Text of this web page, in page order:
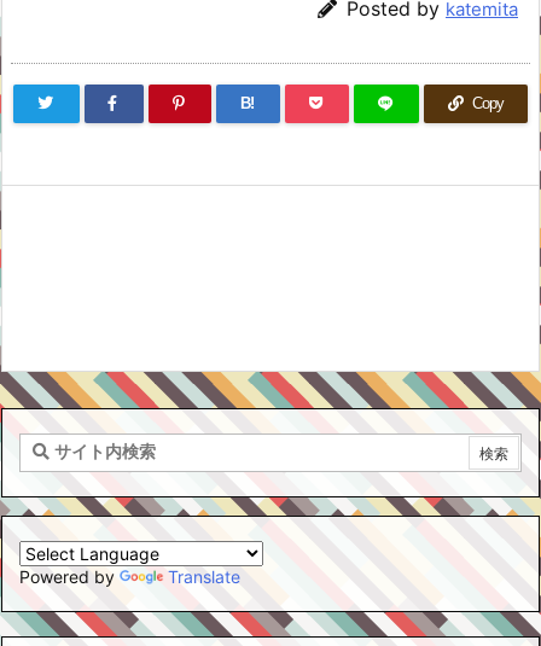
Posted by katemita
B! Copy
Powered by Translate